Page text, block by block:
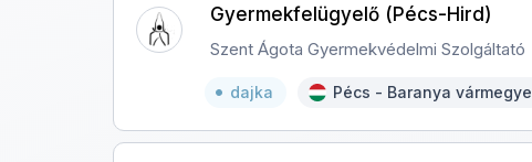
Gyermekfelügyelő (Pécs-Hird)
Szent Ágota Gyermekvédelmi Szolgáltató
dajka Pécs - Baranya vármegye